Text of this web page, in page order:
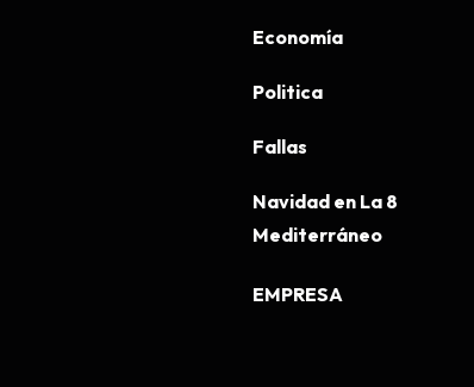
Economía
Politica
Fallas
Navidad en La 8
Mediterráneo
EMPRESA